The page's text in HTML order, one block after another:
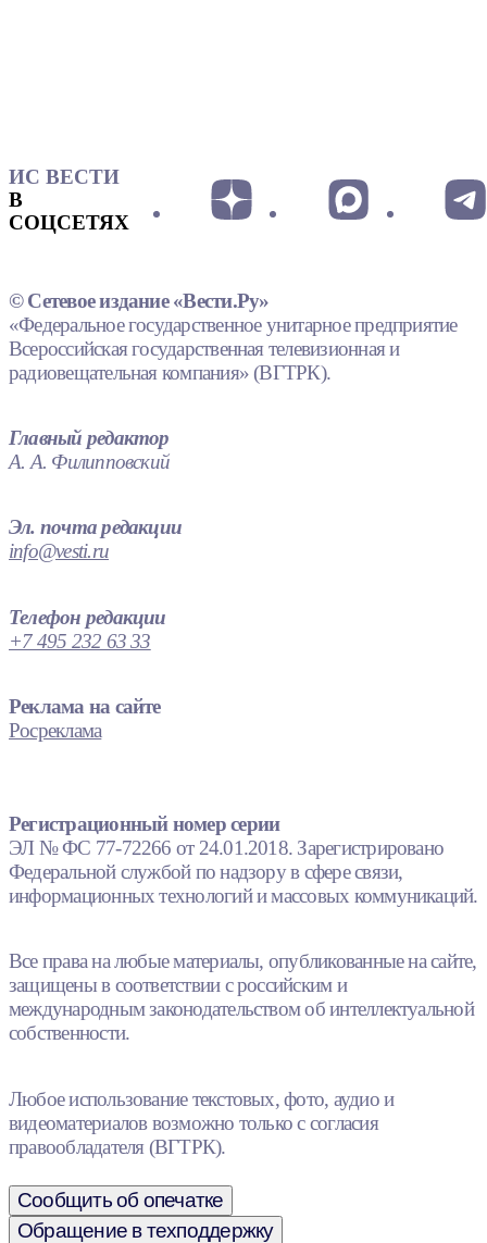
ИС ВЕСТИ
В
СОЦСЕТЯХ
© Сетевое издание «Вести.Ру»
«Федеральное государственное унитарное предприятие
Всероссийская государственная телевизионная и
радиовещательная компания» (ВГТРК).
Главный редактор
А. А. Филипповский
Эл. почта редакции
info@vesti.ru
Телефон редакции
+7 495 232 63 33
Реклама на сайте
Росреклама
Регистрационный номер серии
ЭЛ № ФС 77-72266 от 24.01.2018. Зарегистрировано
Федеральной службой по надзору в сфере связи,
информационных технологий и массовых коммуникаций.
Все права на любые материалы, опубликованные на сайте,
защищены в соответствии с российским и
международным законодательством об интеллектуальной
собственности.
Любое использование текстовых, фото, аудио и
видеоматериалов возможно только с согласия
правообладателя (ВГТРК).
Сообщить об опечатке
Обращение в техподдержку